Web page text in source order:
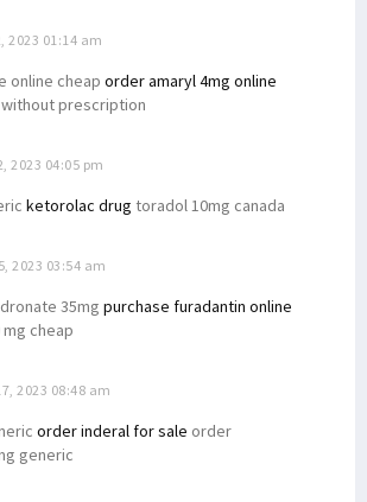
2023 01:14 am
online cheap order amaryl 4mg online
prescription
2023 04:05 pm
ketorolac drug toradol 10mg canada
2023 03:54 am
35mg purchase furadantin online
cheap
2023 08:48 am
order inderal for sale order
generic